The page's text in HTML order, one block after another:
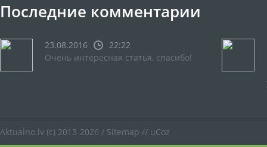
Последние комментарии
23.08.2016
22:22
Очень интересная статья, спасибо!
Aktualno.lv (c) 2013-2026 / Sitemap // uCoz